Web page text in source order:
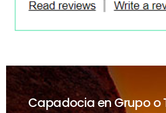
Capadocia en Grupo o